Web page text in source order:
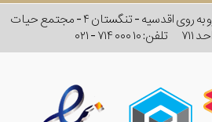
آدرس: تهران - خ پاسداران - رو به روی اقدسیه - تنگستان ۴ - مجتمع حیات
تلفن:۰۲۱ - ۷۱۴ ۰۰۰ ۱۰